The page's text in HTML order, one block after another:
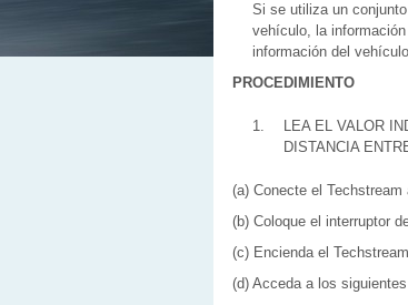
Si se utiliza un
vehículo, la
información del
PROCEDIMIENTO
1.
LEA EL VALOR
DISTANCIA
(a) Conecte el Techstream
(b) Coloque el interruptor
(c) Encienda el
(d) Acceda a los